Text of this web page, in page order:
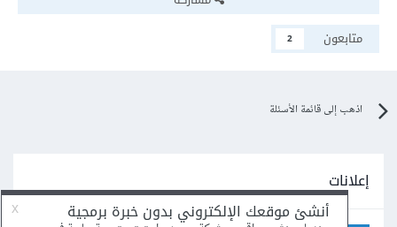
متابعون
2
اذهب إلى قائمة الأسئلة
إعلانات